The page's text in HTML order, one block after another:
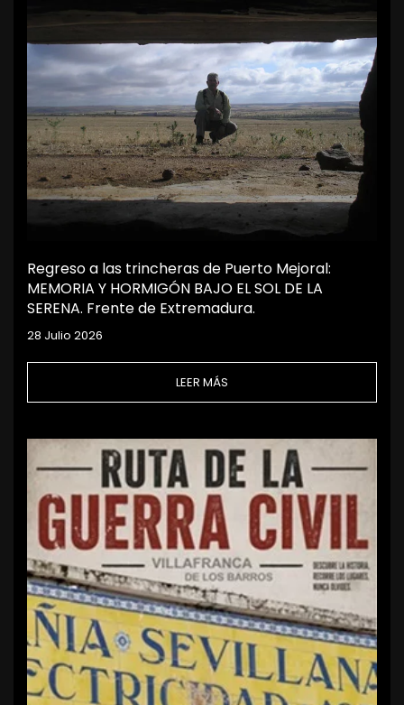
Regreso a las trincheras de Puerto Mejoral:
MEMORIA Y HORMIGÓN BAJO EL SOL DE LA
SERENA. Frente de Extremadura.
28 Julio 2026
LEER MÁS